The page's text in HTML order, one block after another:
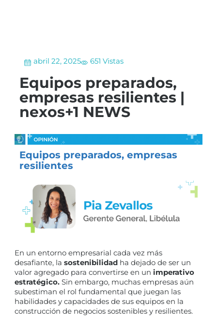
abril 22, 2025 651 Vistas
Equipos preparados,
empresas resilientes |
nexos+1 NEWS
Equipos preparados, empresas
resilientes
En un entorno empresarial cada vez más
desafiante, la sostenibilidad ha dejado de ser un
valor agregado para convertirse en un imperativo
estratégico. Sin embargo, muchas empresas aún
subestiman el rol fundamental que juegan las
habilidades y capacidades de sus equipos en la
construcción de negocios sostenibles y resilientes.